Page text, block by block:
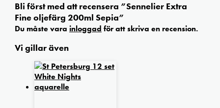
Bli först med att recensera ”Sennelier Extra
Fine oljefärg 200ml Sepia”
Du måste vara inloggad för att skriva en recension.
Vi gillar även